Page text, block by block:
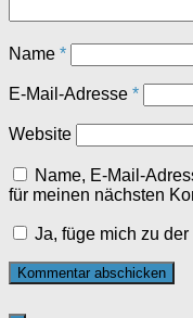
Name *
E-Mail-Adresse *
Website
Name, E-Mail-
für meinen nächsten
Ja, füge mich zu